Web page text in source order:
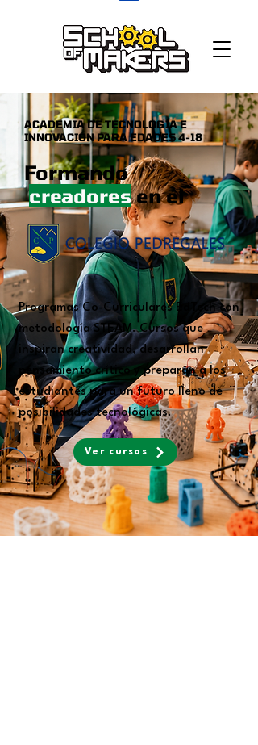
ACADEMIA DE TECNOLOGÍA E
INNOVACIÓN PARA EDADES 4-18
Formando
creadoresen el
Programas Co-Curriculares EdTech con
metodología STEAM.Cursos que
inspiran creatividad, desarrollan
pensamiento crítico y preparan a los
estudiantes para un futuro lleno de
posibilidades tecnológicas.
Ver cursos